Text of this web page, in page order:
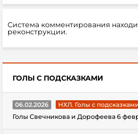
Система комментирования
реконструкции.
ГОЛЫ С ПОДСКАЗКАМИ
06.02.2026
НХЛ. Голы с
Голы Свечникова и Дорофеева 6